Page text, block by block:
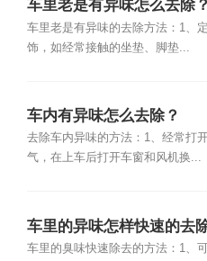
车里老是有异味怎么去除？
车里老是有异味的去除方法：1、
饰，如经常接触的坐垫、脚垫...
车内有异味怎么去除？
去除车内异味的方法：1、经常打
气，在上车后打开车窗和风机换...
车里的异味怎样快速的去
车里的臭味快速除去的方法：1、